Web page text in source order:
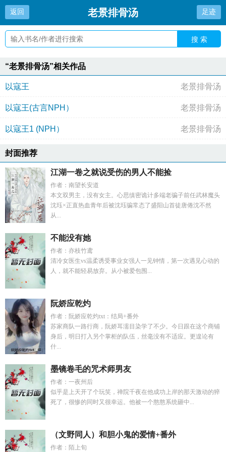
返回 老景排骨汤 足迹
搜 索
“老景排骨汤”相关作品
以寇王 老景排骨汤
以寇王(古言NPH） 老景排骨汤
以寇王1 (NPH） 老景排骨汤
封面推荐
江湖一卷之就说受伤的男人不能捡
作者：南望长安道
本文双男主，没有女主。心思缜密诡计多端老骗子前任武林魔头
沈珏×正直热血青年后被沈珏骗常态了盛阳山首徒唐倦沈不然
从...
不能没有她
作者：亦枝竹鸢
清冷女医生vs温柔诱受事业女强人一见钟情，第一次遇见心动的
人，就不能轻易放弃。从小被爱包围...
阮娇应乾灼
作者：阮娇应乾灼txt：结局+番外
苏家商队一路行商，阮娇耳濡目染学了不少。今日跟在这个商铺
身后，明日打入另个掌柜的队伍，丝毫没有不适应。更遑论有
什...
墨镜卷毛的咒术师男友
作者：一夜州后
似乎是上天开了个玩笑，禅院千夜在他成功上岸的那天激动的猝
死了，很惨的同时又很幸运。他被一个憨憨系统砸中...
（文野同人）和胆小鬼的爱情+番外
作者：陌上旬